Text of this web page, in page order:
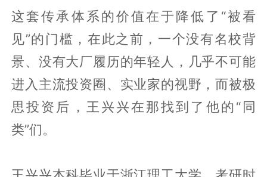
这套传承体系的价值在于降低了“被看
见”的门槛，在此之前，一个没有名校背
景、没有大厂履历的年轻人，几乎不可能
进入主流投资圈、实业家的视野，而被极
思投资后，王兴兴在那找到了他的“同
类”们。